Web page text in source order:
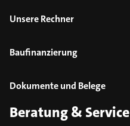
Unsere Rechner
Baufinanzierung
Dokumente und Belege
Beratung & Service